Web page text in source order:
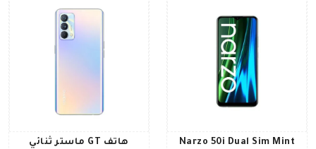
Narzo 50i Dual Sim Mint
هاتف GT ماستر ثنائي